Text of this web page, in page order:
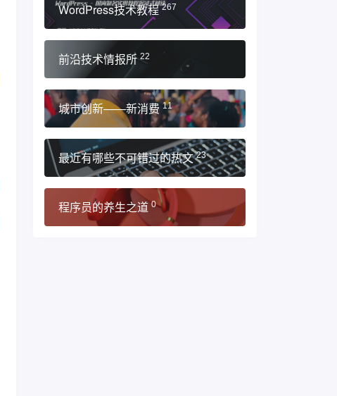
WordPress技术教程 267
前沿技术情报所 22
城市创新——新消费 11
最近有哪些不可错过的热文 23
程序员的养生之道 0